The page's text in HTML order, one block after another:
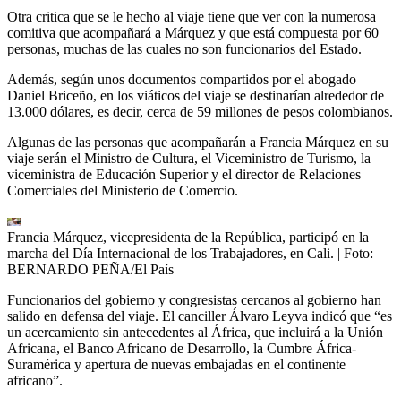
Otra critica que se le hecho al viaje tiene que ver con la numerosa
comitiva que acompañará a Márquez y que está compuesta por 60
personas, muchas de las cuales no son funcionarios del Estado.
Además, según unos documentos compartidos por el abogado
Daniel Briceño, en los viáticos del viaje se destinarían alrededor de
13.000 dólares, es decir, cerca de 59 millones de pesos colombianos.
Algunas de las personas que acompañarán a Francia Márquez en su
viaje serán el Ministro de Cultura, el Viceministro de Turismo, la
viceministra de Educación Superior y el director de Relaciones
Comerciales del Ministerio de Comercio.
Francia Márquez, vicepresidenta de la República, participó en la
marcha del Día Internacional de los Trabajadores, en Cali. | Foto:
BERNARDO PEÑA/El País
Funcionarios del gobierno y congresistas cercanos al gobierno han
salido en defensa del viaje. El canciller Álvaro Leyva indicó que “es
un acercamiento sin antecedentes al África, que incluirá a la Unión
Africana, el Banco Africano de Desarrollo, la Cumbre África-
Suramérica y apertura de nuevas embajadas en el continente
africano”.